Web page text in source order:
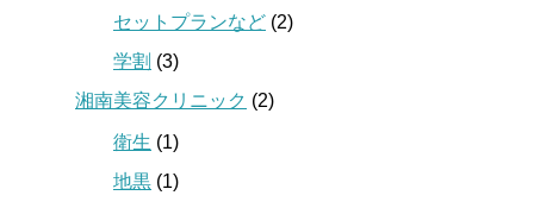
セットプランなど (2)
学割 (3)
湘南美容クリニック (2)
衛生 (1)
地黒 (1)